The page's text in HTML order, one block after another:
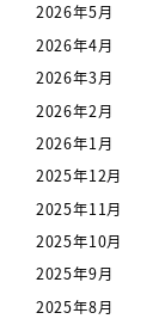
2026年5月
2026年4月
2026年3月
2026年2月
2026年1月
2025年12月
2025年11月
2025年10月
2025年9月
2025年8月